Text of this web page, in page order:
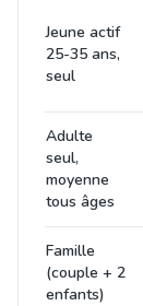
Jeune actif
25-35 ans,
seul
Adulte
seul,
moyenne
tous âges
Famille
(couple + 2
enfants)